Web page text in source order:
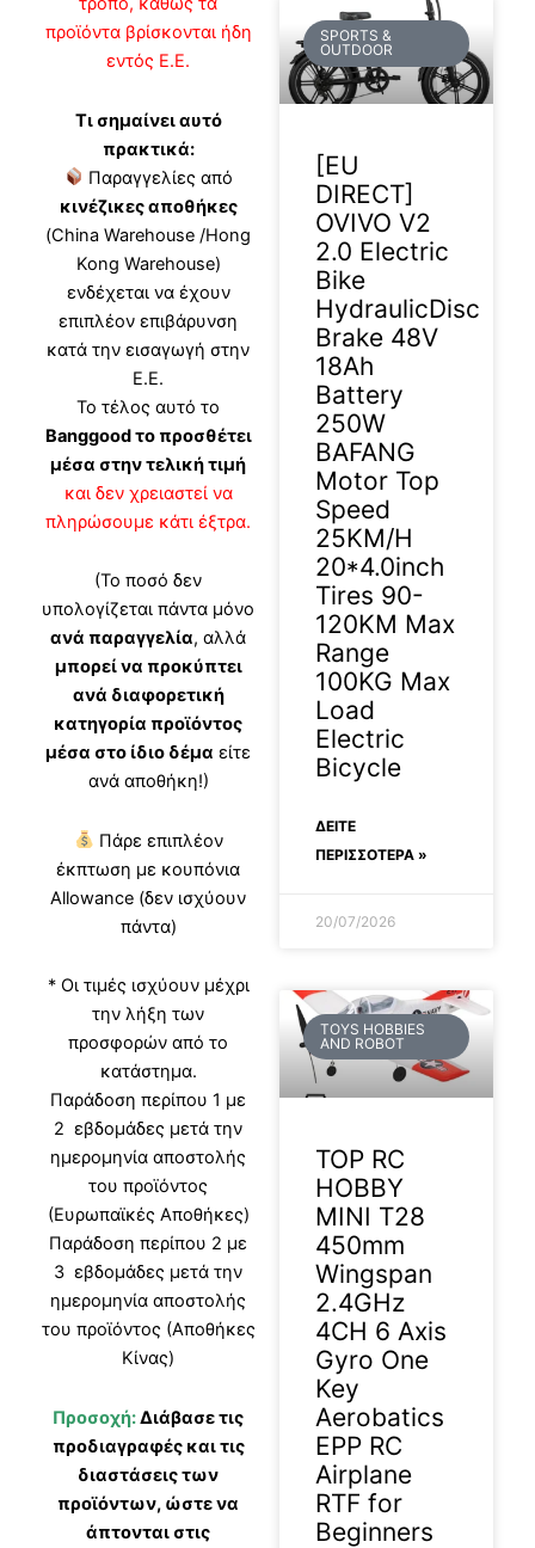
προϊόντα βρίσκονται ήδη
εντός Ε.Ε.
Τι σημαίνει αυτό
πρακτικά:
Παραγγελίες από
κινέζικες αποθήκες
(China Warehouse /Hong
Kong Warehouse)
ενδέχεται να έχουν
επιπλέον επιβάρυνση
κατά την εισαγωγή στην
Ε.Ε.
Το τέλος αυτό το
Banggood το προσθέτει
μέσα στην τελική τιμή
και δεν χρειαστεί να
πληρώσουμε κάτι έξτρα.
(Το ποσό δεν
υπολογίζεται πάντα μόνο
ανά παραγγελία, αλλά
μπορεί να προκύπτει
ανά διαφορετική
κατηγορία προϊόντος
μέσα στο ίδιο δέμα είτε
ανά αποθήκη!)
Πάρε επιπλέον
έκπτωση με κουπόνια
Allowance (δεν ισχύουν
πάντα)
* Οι τιμές ισχύουν μέχρι
την λήξη των
προσφορών από το
κατάστημα.
Παράδοση περίπου 1 με
2 εβδομάδες μετά την
ημερομηνία αποστολής
του προϊόντος
(Ευρωπαϊκές Αποθήκες)
Παράδοση περίπου 2 με
3 εβδομάδες μετά την
ημερομηνία αποστολής
του προϊόντος (Αποθήκες
Κίνας)
Προσοχή:Διάβασε τις
προδιαγραφές και τις
διαστάσεις των
προϊόντων, ώστε να
άπτονται στις
SPORTS &
OUTDOOR
[EU
DIRECT]
OVIVO V2
2.0 Electric
Bike
HydraulicDisc
Brake 48V
18Ah
Battery
250W
BAFANG
Motor Top
Speed
25KM/H
20*4.0inch
Tires 90-
120KM Max
Range
100KG Max
Load
Electric
Bicycle
ΔΕΊΤΕ
ΠΕΡΙΣΣΟΤΕΡΑ »
20/07/2026
TOYS HOBBIES
AND ROBOT
TOP RC
HOBBY
MINI T28
450mm
Wingspan
2.4GHz
4CH 6 Axis
Gyro One
Key
Aerobatics
EPP RC
Airplane
RTF for
Beginners